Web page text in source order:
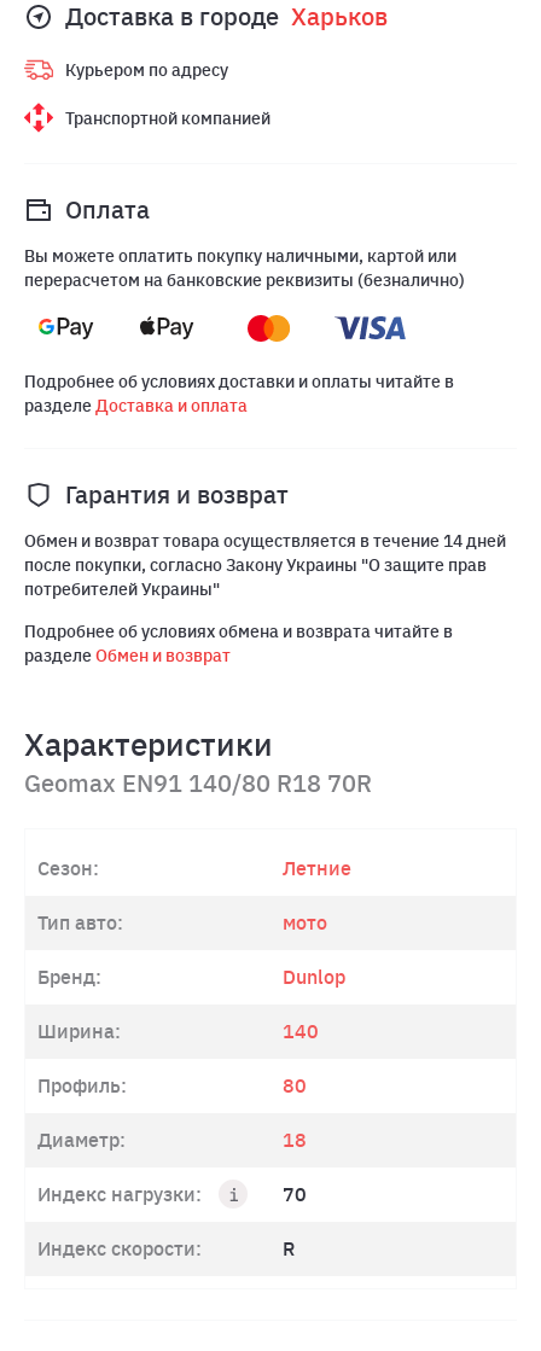
Доставка в городе Харьков
Курьером по адресу
Транспортной компанией
Оплата
Вы можете оплатить покупку наличными, картой или
перерасчетом на банковские реквизиты (безналично)
Подробнее об условиях доставки и оплаты читайте в
разделеДоставка и оплата
Гарантия и возврат
Обмен и возврат товара осуществляется в течение 14 дней
после покупки, согласно Закону Украины "О защите прав
потребителей Украины"
Подробнее об условиях обмена и возврата читайте в
разделеОбмен и возврат
Характеристики
Geomax EN91 140/80 R18 70R
Сезон: Летние
Тип авто: мото
Бренд: Dunlop
Ширина: 140
Профиль: 80
Диаметр: 18
Индекс нагрузки: 70
Индекс скорости: R